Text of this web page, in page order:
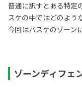
普通に訳すとある特定
スケの中ではどのよう
今回はバスケのゾーン
ゾーンディフェ